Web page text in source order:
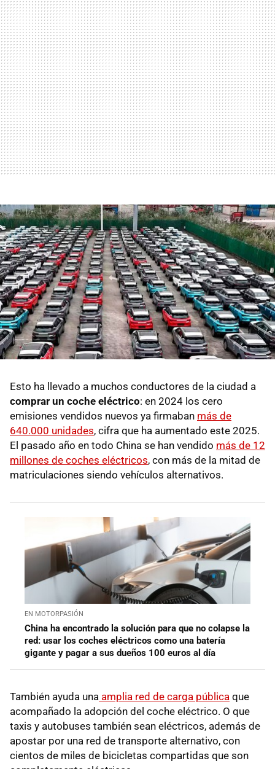
Esto ha llevado a muchos conductores de la ciudad a
comprar un coche eléctrico: en 2024 los cero
emisiones vendidos nuevos ya firmaban más de
640.000 unidades, cifra que ha aumentado este 2025.
El pasado año en todo China se han vendido más de 12
millones de coches eléctricos, con más de la mitad de
matriculaciones siendo vehículos alternativos.
EN MOTORPASIÓN
China ha encontrado la solución para que no colapse la
red: usar los coches eléctricos como una batería
gigante y pagar a sus dueños 100 euros al día
También ayuda una amplia red de carga pública que
acompañado la adopción del coche eléctrico. O que
taxis y autobuses también sean eléctricos, además de
apostar por una red de transporte alternativo, con
cientos de miles de bicicletas compartidas que son